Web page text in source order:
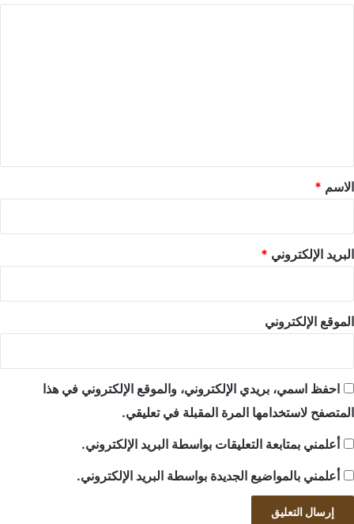
*
الاسم *
البريد الإلكتروني *
الموقع الإلكتروني
احفظ اسمي، بريدي الإلكتروني، والموقع الإلكتروني في هذا
المتصفح لاستخدامها المرة المقبلة في تعليقي.
أعلمني بمتابعة التعليقات بواسطة البريد الإلكتروني.
أعلمني بالمواضيع الجديدة بواسطة البريد الإلكتروني.